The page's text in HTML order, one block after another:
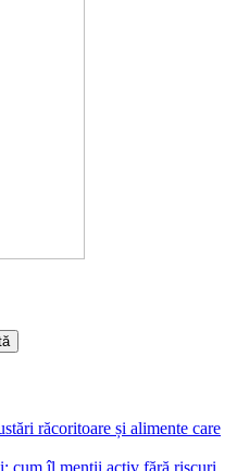
răcoritoare și alimente care
cum îl menții activ fără riscuri